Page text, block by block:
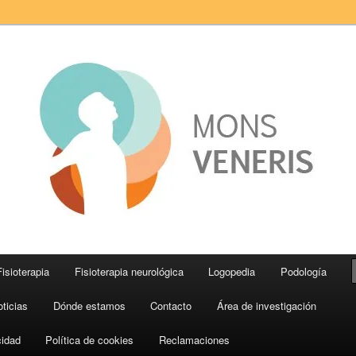
Veneris
Fisioterapia neurológica Logopedia Podología
Dónde estamos Contacto Área de investigación
Política de cookies Reclamaciones